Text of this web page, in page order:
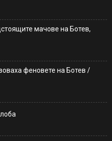
мачове на Ботев,
феновете на Ботев /